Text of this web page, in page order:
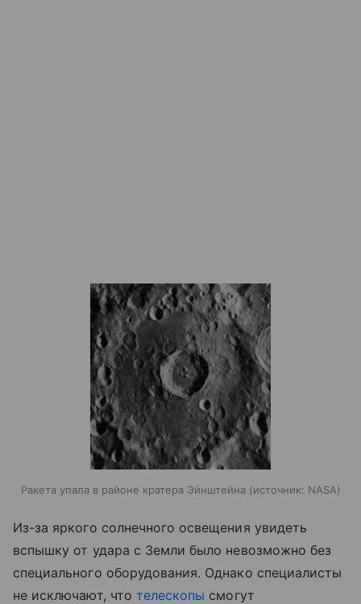
Ракета упала в районе кратера Эйнштейна источник: NASA
Из-за яркого солнечного освещения увидеть
вспышку от удара с Земли было невозможно без
специального оборудования. Однако специалисты
не исключают, что телескопы смогут